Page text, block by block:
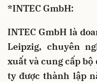
*INTEC GmbH:
INTEC GmbH là
Leipzig, chuyên
xuất và cung cấp
ty được thành lập